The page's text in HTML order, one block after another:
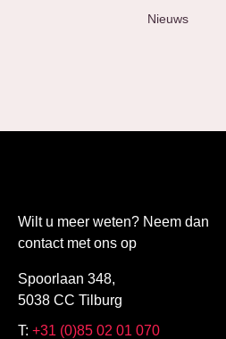
Nieuws
Wilt u meer weten? Neem dan
contact met ons op
Spoorlaan 348,
5038 CC Tilburg
T: +31 (0)85 02 01 070